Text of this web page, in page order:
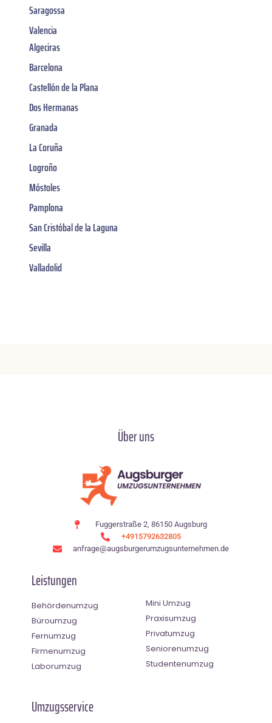
Saragossa
Valencia
Algeciras
Barcelona
Castellón de la Plana
Dos Hermanas
Granada
La Coruña
Logroño
Móstoles
Pamplona
San Cristóbal de la Laguna
Sevilla
Valladolid
Über uns
Fuggerstraße 2, 86150 Augsburg
+4915792632805
anfrage@augsburgerumzugsunternehmen.de
Leistungen
Behördenumzug
Büroumzug
Fernumzug
Firmenumzug
Laborumzug
Mini Umzug
Praxisumzug
Privatumzug
Seniorenumzug
Studentenumzug
Umzugsservice